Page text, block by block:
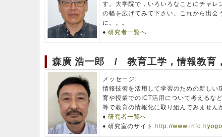
す。大学院で，いろいろなことにチャレ
の幅を広げてみて下さい。これから出会
に。。。
♦ 研究者一覧へ
森廣 浩一郎 / 教育工学，情報教育
メッセージ:
情報技術を活用して学習のための新しい
育や授業でのICT活用について考えるな
等で教育の情報化に取り組んでみません
♦ 研究者一覧へ
♦ 研究室のサイト:http://